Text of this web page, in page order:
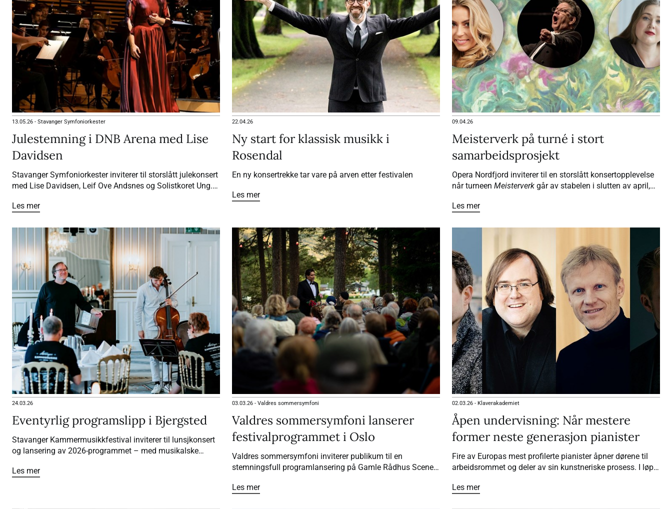
13.05.26 - Stavanger Symfoniorkester
Julestemning i DNB Arena med Lise
Davidsen
Stavanger Symfoniorkester inviterer til storslått julekonsert
med Lise Davidsen, Leif Ove Andsnes og Solistkoret Ung.
kjente juleklassikere og musikalske høydepunkter i DNB
Les mer
22.04.26
Ny start for klassisk musikk i
Rosendal
En ny konsertrekke tar vare på arven etter festivalen
Les mer
09.04.26
Meisterverk på turné i stort
samarbeidsprosjekt
Opera Nordfjord inviterer til en storslått konsertopplevelse
når turneen Meisterverk går av stabelen i slutten av april,
Les mer
24.03.26
Eventyrlig programslipp i Bjergsted
Stavanger Kammermusikkfestival inviterer til lunsjkonsert
og lansering av 2026-programmet – med musikalske
Les mer
03.03.26 - Valdres sommersymfoni
Valdres sommersymfoni lanserer
festivalprogrammet i Oslo
Valdres sommersymfoni inviterer publikum til en
stemningsfull programlansering på Gamle Rådhus Scene i
Valdres og en eksklusiv presentasjon av sommerens
Les mer
02.03.26 - Klaverakademiet
Åpen undervisning: Når mestere
former neste generasjon pianister
Fire av Europas mest profilerte pianister åpner dørene til
arbeidsrommet og deler av sin kunstneriske prosess. I løpet
veiledning i toppklasse – før det hele kulminerer i konsert.
Les mer